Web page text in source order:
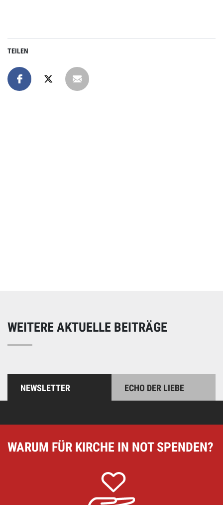
TEILEN
WEITERE AKTUELLE BEITRÄGE
NEWSLETTER ECHO DER LIEBE
WARUM FÜR KIRCHE IN NOT SPENDEN?